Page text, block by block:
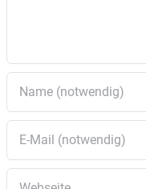
„Fernwärme“
10.
Auftragsvergabe
11. Mitteilungen
11.1 Bebauungsplan
Reiterbergerstraße
weiteres Vorgehen